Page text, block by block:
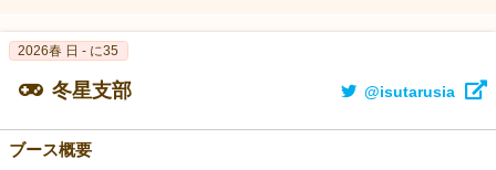
2026春 日 - に35
冬星支部 @isutarusia
ブース概要